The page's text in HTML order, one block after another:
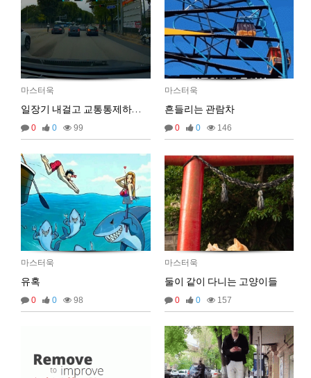
마스터욱
일장기 내걸고 교통통제하는 견찰
0 0 99
마스터욱
흔들리는 관람차
0 0 146
마스터욱
유혹
0 0 98
마스터욱
둘이 같이 다니는 고양이들
0 0 157
마스터욱 애플 승인완료~
02:58:02
비회원68l9ghg8eneq0bsbgv6odmq3eh 까꿍 15:45:11
2025년 09월 07일 일요일
비회원5jfgkg80qb0i8rulqnv6b416pt 오픈채팅 문의남겨놨습니다 06:45:08
벌레세끼 서울 놀러와라
04:20:58
2025년 09월 18일 목요일